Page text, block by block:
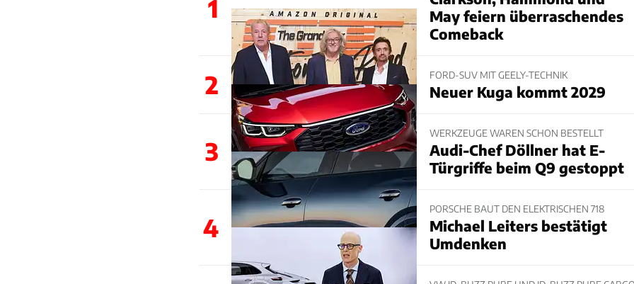
1
May feiern überraschendes
Comeback
2 FORD-SUV MIT GEELY-TECHNIK
Neuer Kuga kommt 2029
3
WERKZEUGE WAREN SCHON BESTELLT
Audi-Chef Döllner hat E-
Türgriffe beim Q9 gestoppt
4
PORSCHE BAUT DEN ELEKTRISCHEN 718
Michael Leiters bestätigt
Umdenken